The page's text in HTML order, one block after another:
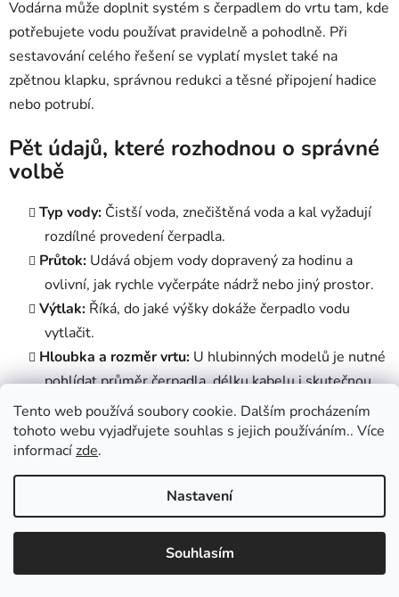
Tento web používá soubory cookie. Dalším procházením
tohoto webu vyjadřujete souhlas s jejich používáním.. Více
informacízde.
Nastavení
Souhlasím
Vodárna může doplnit systém s čerpadlem do vrtu tam, kde
potřebujete vodu používat pravidelně a pohodlně. Při
sestavování celého řešení se vyplatí myslet také na
zpětnou klapku, správnou redukci a těsné připojení hadice
nebo potrubí.
Pět údajů, které rozhodnou o správné
volbě
Typ vody: Čistší voda, znečištěná voda a kal vyžadují
rozdílné provedení čerpadla.
Průtok: Udává objem vody dopravený za hodinu a
ovlivní, jak rychle vyčerpáte nádrž nebo jiný prostor.
Výtlak: Říká, do jaké výšky dokáže čerpadlo vodu
vytlačit.
Hloubka a rozměr vrtu: U hlubinných modelů je nutné
pohlídat průměr čerpadla, délku kabelu i skutečnou
hloubku zdroje.
Automatický provoz: Pokud se hladina vody mění,
oceníte plovák, který pomáhá chránit čerpadlo před
chodem nasucho.
Voda ze zásoby může sloužit i zahradě
Načerpanou vodu ze sudu, nádrže nebo studny lze využít
také pro běžnou péči o zahradu. Pro další rozvod vody se